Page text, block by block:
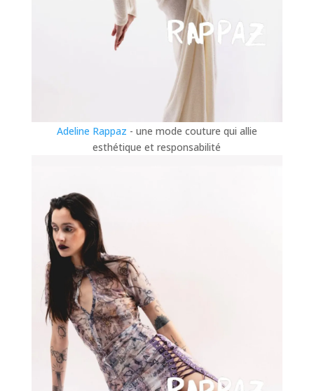
Adeline Rappaz - une mode couture qui allie
esthétique et responsabilité